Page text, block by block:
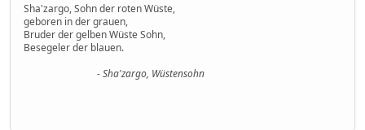
Sha'zargo, Sohn der roten Wüste,
geboren in der grauen,
Bruder der gelben Wüste Sohn,
Besegeler der blauen.
- Sha'zargo, Wüstensohn